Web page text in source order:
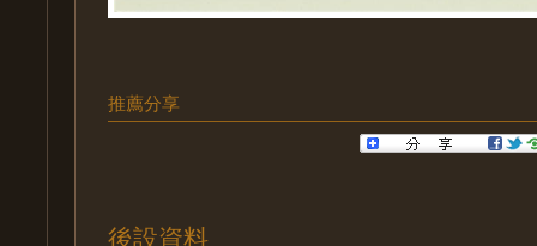
推薦分享
後設資料